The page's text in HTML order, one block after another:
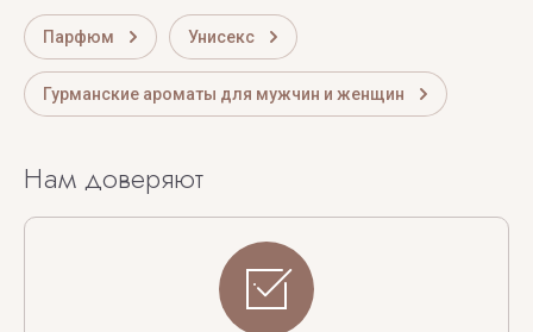
Парфюм Унисекс
Гурманские ароматы для мужчин и женщин
Нам доверяют